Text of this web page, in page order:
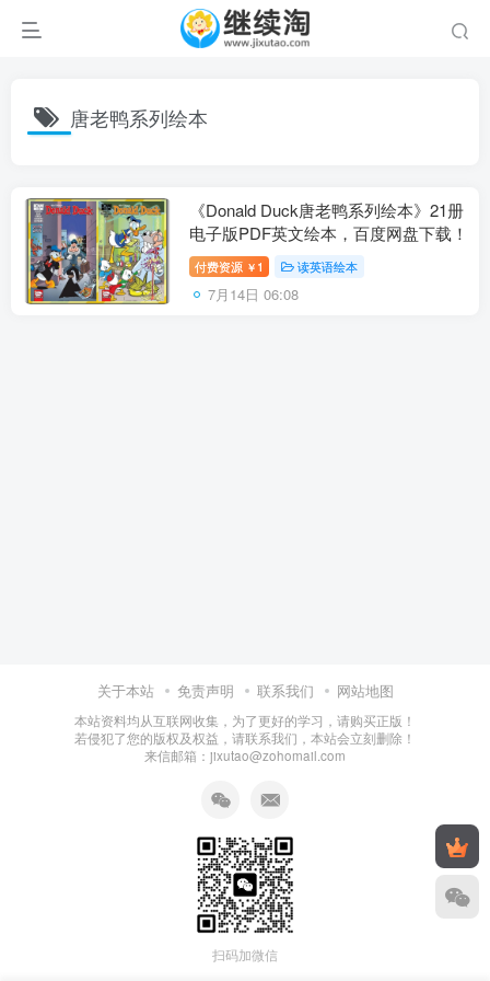
唐老鸭系列绘本
《Donald Duck唐老鸭系列绘本》21册
电子版PDF英文绘本，百度网盘下载！
付费资源 ￥ 1 读英语绘本
7月14日 06:08
关于本站 免责声明 联系我们 网站地图
本站资料均从互联网收集，为了更好的学习，请购买正版！
若侵犯了您的版权及权益，请联系我们，本站会立刻删除！
来信邮箱：jixutao@zohomail.com
扫码加微信